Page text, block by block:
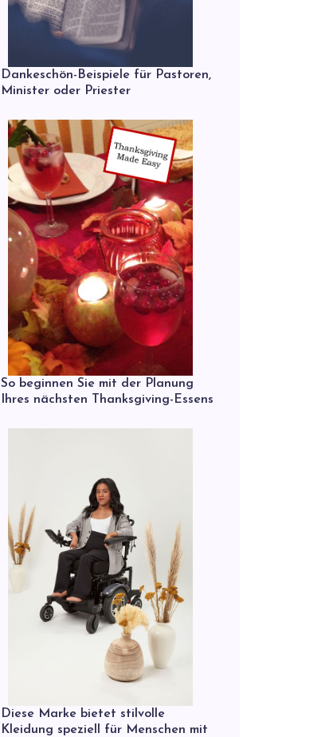
Dankeschön-Beispiele für Pastoren,
Minister oder Priester
So beginnen Sie mit der Planung
Ihres nächsten Thanksgiving-Essens
Diese Marke bietet stilvolle
Kleidung speziell für Menschen mit